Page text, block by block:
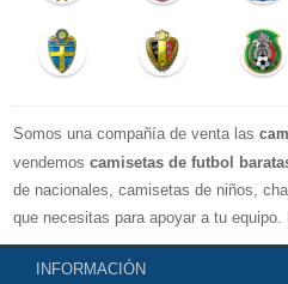
Somos una compañía de venta las
vendemos camisetas de futbol
de nacionales, camisetas de niños,
que necesitas para apoyar a tu
exelente calidad y buen precio.
Agradecemos sus comentarios y
INFORMACIÓN